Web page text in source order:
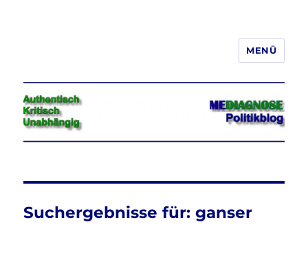
Jeder hat das Recht, seine
Meinung in Wort, Schrift und Bild
frei zu äußern und zu verbreiten
MENÜ
Suchergebnisse für:ganser